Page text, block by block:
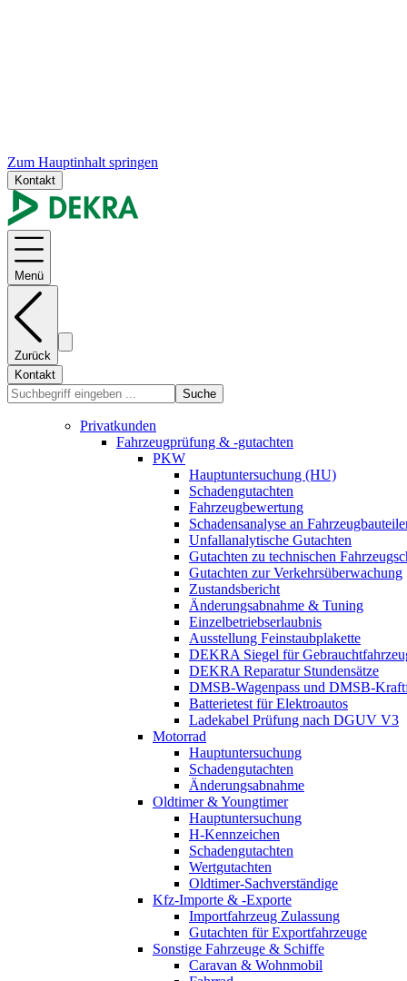
Zum Hauptinhalt springen
Kontakt
Menü
Zurück
Kontakt
Suche
Privatkunden
Fahrzeugprüfung & -gutachten
PKW
Hauptuntersuchung (HU)
Schadengutachten
Fahrzeugbewertung
Schadensanalyse an
Unfallanalytische Gutachten
Gutachten zu technischen
Gutachten zur Verkehrsüberwachung
Zustandsbericht
Änderungsabnahme & Tuning
Einzelbetriebserlaubnis
Ausstellung Feinstaubplakette
DEKRA Siegel für
DEKRA Reparatur Stundensätze
DMSB-Wagenpass und DMSB-
Batterietest für Elektroautos
Ladekabel Prüfung nach DGUV V3
Motorrad
Hauptuntersuchung
Schadengutachten
Änderungsabnahme
Oldtimer & Youngtimer
Hauptuntersuchung
H-Kennzeichen
Schadengutachten
Wertgutachten
Oldtimer-Sachverständige
Kfz-Importe & -Exporte
Importfahrzeug Zulassung
Gutachten für Exportfahrzeuge
Sonstige Fahrzeuge & Schiffe
Caravan & Wohnmobil